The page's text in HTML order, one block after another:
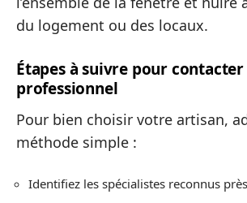
du logement ou des locaux.
Étapes à suivre pour
professionnel
Pour bien choisir votre artisan,
méthode simple :
Identifiez les spécialistes reconnus